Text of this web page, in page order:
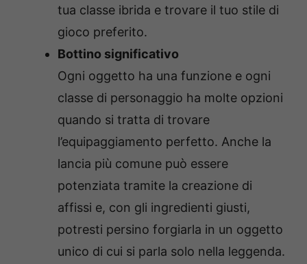
tua classe ibrida e trovare il tuo stile di
gioco preferito.
Bottino significativo
Ogni oggetto ha una funzione e ogni
classe di personaggio ha molte opzioni
quando si tratta di trovare
l’equipaggiamento perfetto. Anche la
lancia più comune può essere
potenziata tramite la creazione di
affissi e, con gli ingredienti giusti,
potresti persino forgiarla in un oggetto
unico di cui si parla solo nella leggenda.